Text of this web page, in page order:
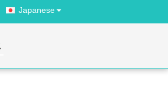
Japanese